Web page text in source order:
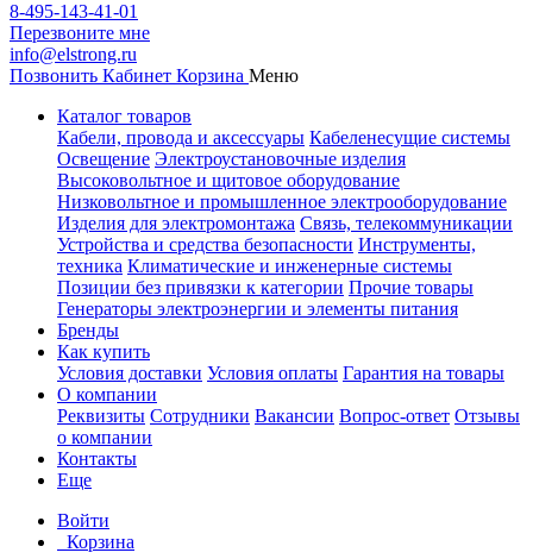
8-495-143-41-01
Перезвоните мне
info@elstrong.ru
Позвонить Кабинет Корзина Меню
Каталог товаров
Кабели, провода и аксессуары Кабеленесущие системы
Освещение Электроустановочные изделия
Высоковольтное и щитовое оборудование
Низковольтное и промышленное электрооборудование
Изделия для электромонтажа Связь, телекоммуникации
Устройства и средства безопасности Инструменты,
техника Климатические и инженерные системы
Позиции без привязки к категории Прочие товары
Генераторы электроэнергии и элементы питания
Бренды
Как купить
Условия доставки Условия оплаты Гарантия на товары
О компании
Реквизиты Сотрудники Вакансии Вопрос-ответ Отзывы
о компании
Контакты
Еще
Войти
Корзина